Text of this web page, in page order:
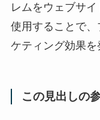
レムをウェブサ
使用することで
ケティング効果を
この見出しの